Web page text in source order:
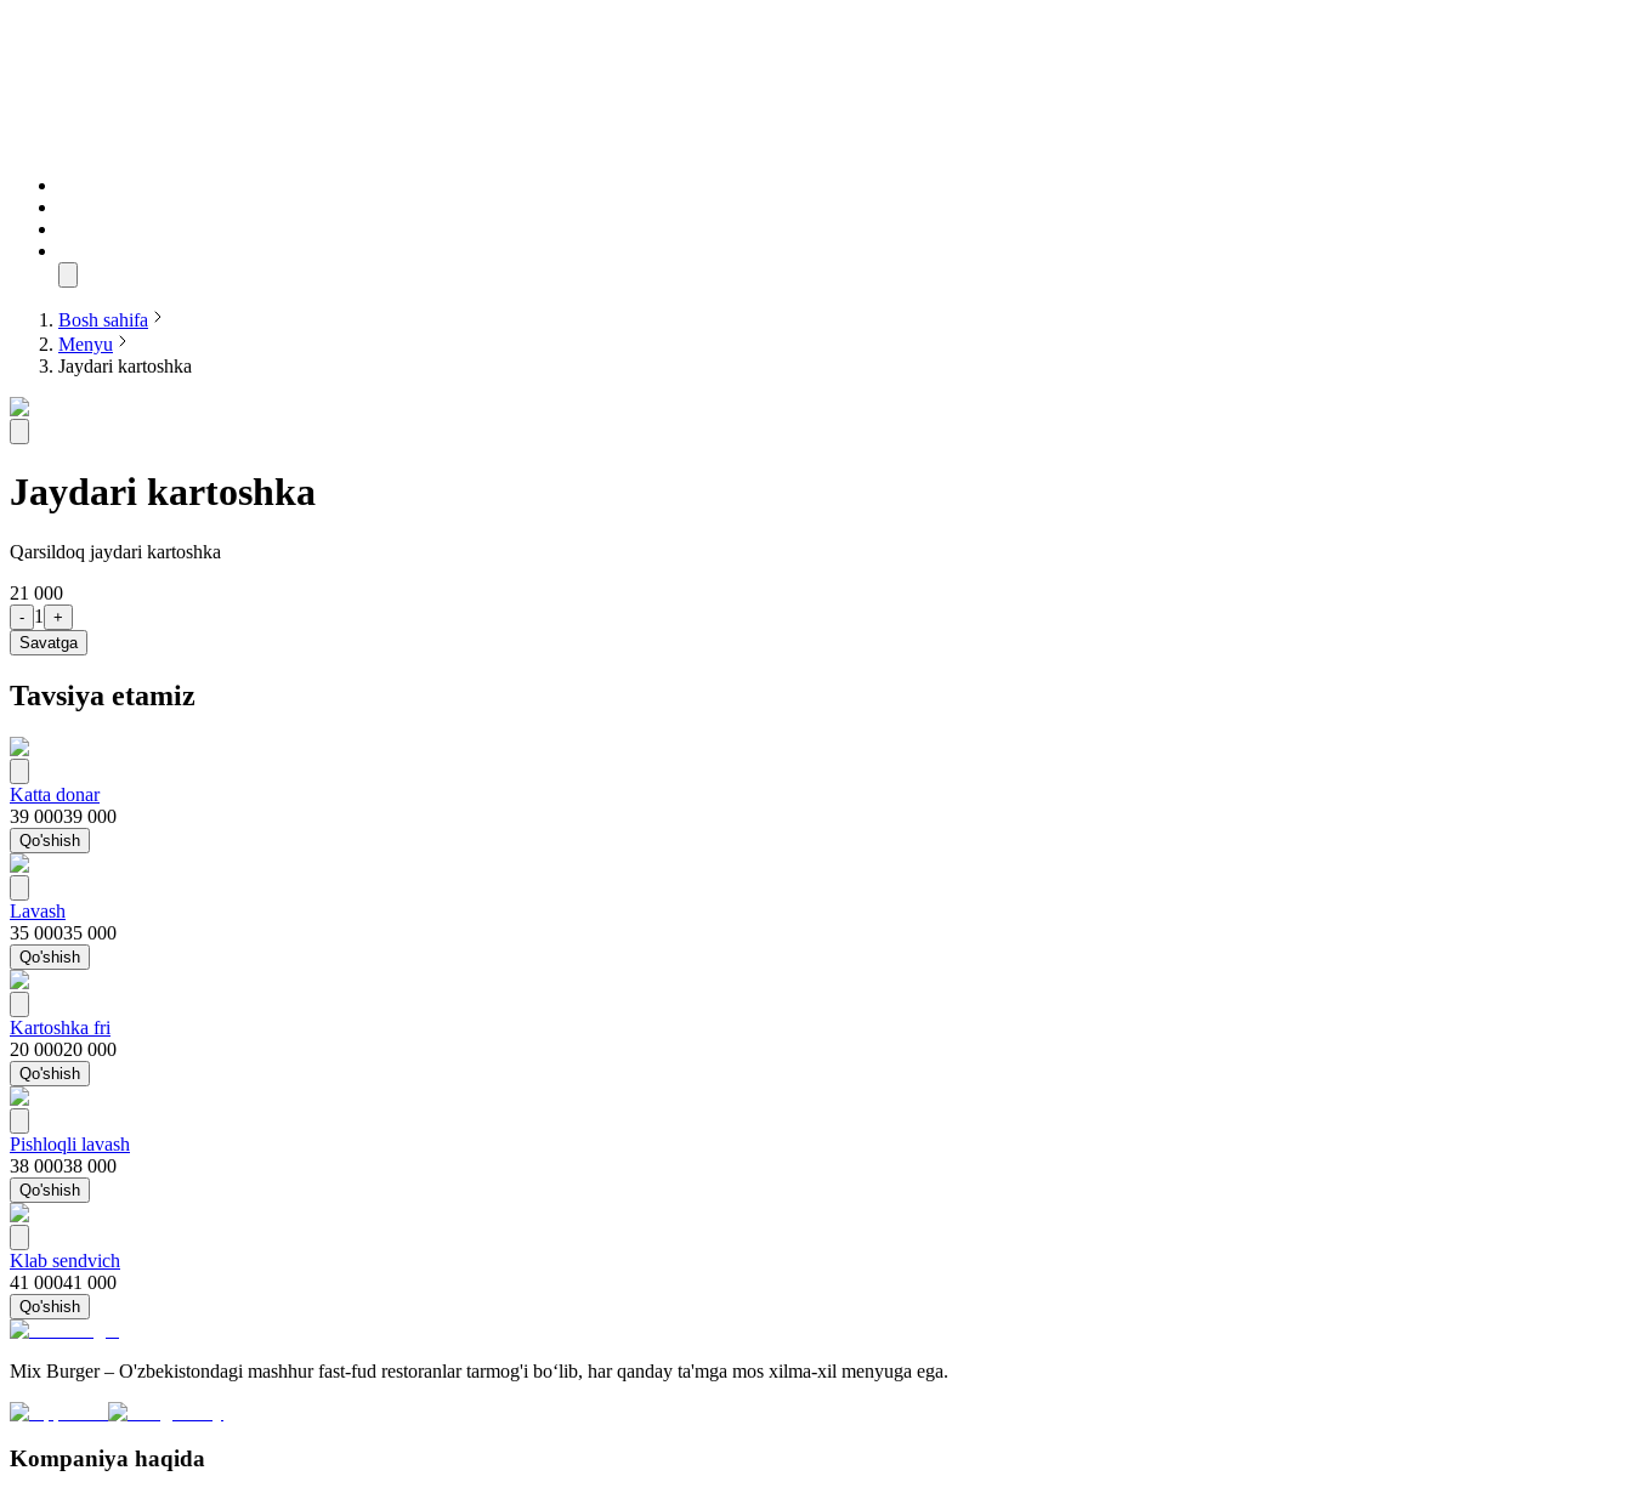
Bosh sahifa
Menyu
Jaydari kartoshka
Jaydari kartoshka
Qarsildoq jaydari kartoshka
21 000
- 1
+
Savatga
Tavsiya etamiz
Katta donar
39 00039 000
Qo'shish
Lavash
35 00035 000
Qo'shish
Kartoshka fri
20 00020 000
Qo'shish
Pishloqli lavash
38 00038 000
Qo'shish
Klab sendvich
41 00041 000
Qo'shish
Mix Burger – O'zbekistondagi mashhur fast-fud restoranlar tarmog'i bo‘lib, har qanday ta'mga mos xilma-xil menyuga ega.
Kompaniya haqida